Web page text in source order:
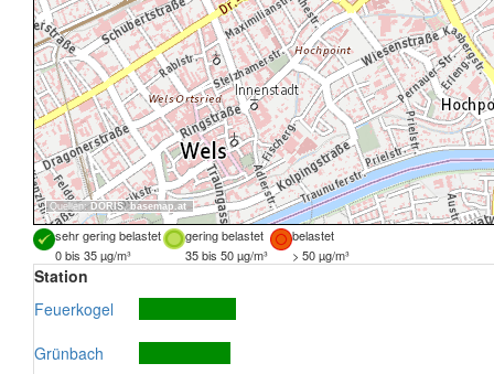
Quellen: DORIS, basemap.at
sehr gering belastet gering belastet
belastet
0 bis 35 µg/m³
35 bis 50 µg/m³ > 50 µg/m³
Station
Feuerkogel
Grünbach